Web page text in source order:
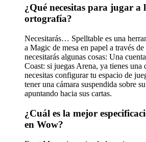
¿Qué necesitas para jugar a
ortografía?
Necesitarás… Spelltable es una
a Magic de mesa en papel a través
necesitarás algunas cosas: Una
Coast: si juegas Arena, ya tienes una
necesitas configurar tu espacio de
tener una cámara suspendida sobre
apuntando hacia sus cartas.
¿Cuál es la mejor
en Wow?